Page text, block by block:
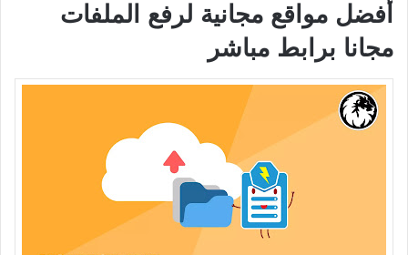
أفضل مواقع مجانية لرفع الملفات
مجانا برابط مباشر